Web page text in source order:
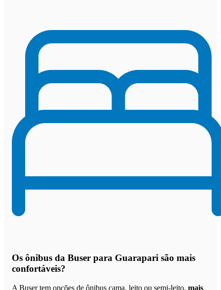
Os ônibus da Buser para Guarapari são mais
confortáveis?
A Buser tem opções de ônibus cama, leito ou semi-leito, mais